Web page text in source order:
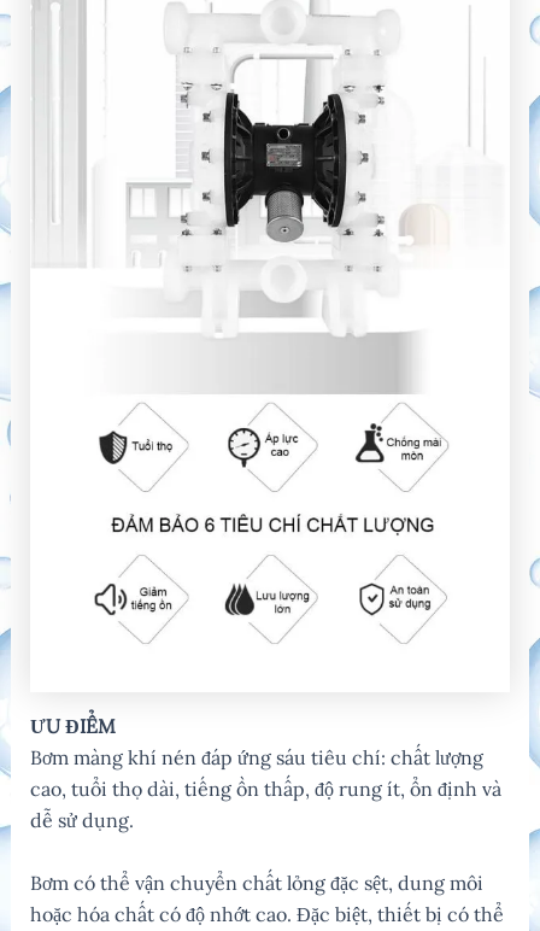
ƯU ĐIỂM
Bơm màng khí nén đáp ứng sáu tiêu chí: chất lượng
cao, tuổi thọ dài, tiếng ồn thấp, độ rung ít, ổn định và
dễ sử dụng.
Bơm có thể vận chuyển chất lỏng đặc sệt, dung môi
hoặc hóa chất có độ nhớt cao. Đặc biệt, thiết bị có thể